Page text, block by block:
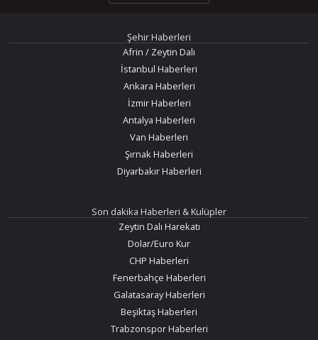
Şehir Haberleri
Afrin / Zeytin Dalı
İstanbul Haberleri
Ankara Haberleri
İzmir Haberleri
Antalya Haberleri
Van Haberleri
Şırnak Haberleri
Diyarbakır Haberleri
Son dakika Haberleri & Kulüpler
Zeytin Dalı Harekatı
Dolar/Euro Kur
CHP Haberleri
Fenerbahçe Haberleri
Galatasaray Haberleri
Beşiktaş Haberleri
Trabzonspor Haberleri